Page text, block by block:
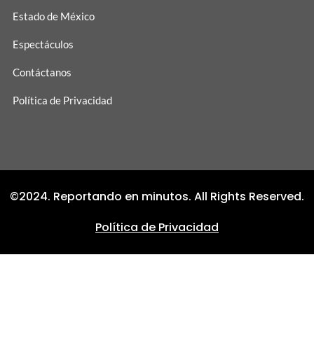
Estado de México
Espectáculos
Contáctanos
Política de Privacidad
©2024. Reportando en minutos. All Rights Reserved.
Política de Privacidad